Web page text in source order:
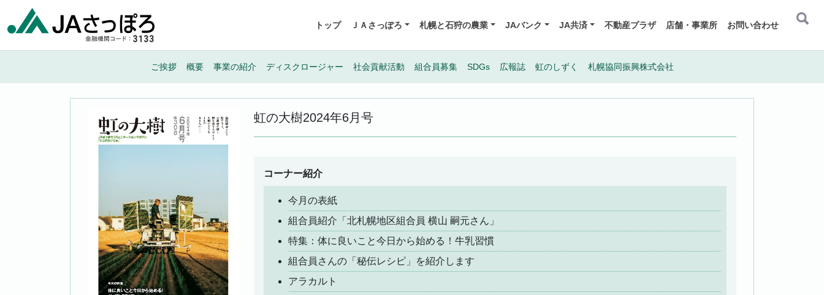
メインナビゲーション トップ ＪＡさっぽろ 札幌と石狩の農業 JAバンク JA共済 不動産プラザ 店舗・事業所 お問い合わせ
ご挨拶 概要 事業の紹介 ディスクロージャー 社会貢献活動 組合員募集 SDGs 広報誌 虹のしずく 札幌協同振興株式会社
虹の大樹2024年6月号
コーナー紹介
今月の表紙
組合員紹介「北札幌地区組合員 横山 嗣元さん」
特集：体に良いこと今日から始める！牛乳習慣
組合員さんの「秘伝レシピ」を紹介します
アラカルト